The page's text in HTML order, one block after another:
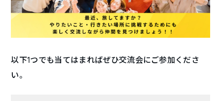
以下1つでも当てはまればぜひ交流会にご参加くださ
い。